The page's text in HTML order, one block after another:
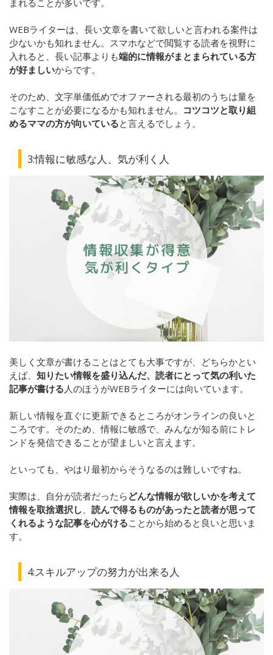
WEBライターは、長い文章を書いて欲しいと言われる案件は
少ないかも知れません。スマホなどで閲覧する読者を視野に
入れると、長い記事よりも端的に情報がまとまられている方
が好ましいからです。
そのため、文字単価低めでオファーされる最初のうちは量を
こなすことが必要になるかも知れません。 コツコツと取り組
めるママの方が向いていると言えるでしょう。
3:情報に敏感な人、気が利く人
美しく文章が書けることはとても大事ですが、どちらかとい
えば、 知りたい情報を盛り込んだ、読者にとって気の利いた
記事が書ける 人のほうがWEBライターには向いています。
新しい情報を直ぐに更新できるところがオンラインの良いと
ころです。そのため、情報に敏感で、みんなが知る前にトレ
ンドを発信できることが望ましいと言えます。
といっても、やはり最初からそうなるのは難しいですね。
実際は、自分が読者だったら どんな情報が欲しいかを考えて
情報を取捨選択し
読んで得るものがあったと読者が思って
くれるような記事を心がけることから始めると良いと思いま
す。
4:スキルアップの努力が出来る人